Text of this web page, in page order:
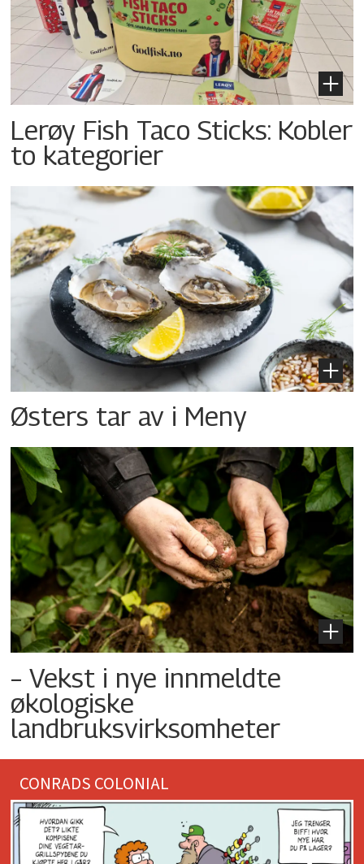
Lerøy Fish Taco Sticks: Kobler
to kategorier
Østers tar av i Meny
– Vekst i nye innmeldte
økologiske
landbruksvirksomheter
CONRADS COLONIAL